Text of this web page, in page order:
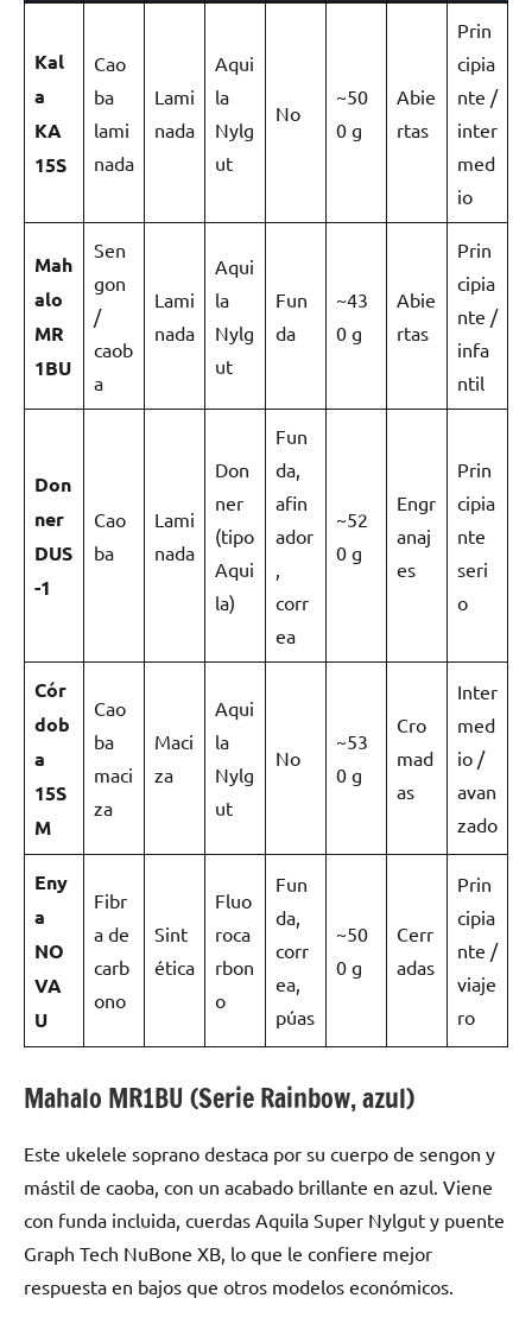
Kal
a
KA
15S
Cao
ba
lami
nada
Lami
nada
Aqui
la
Nylg
ut
No
~50
0 g
Abie
rtas
Prin
cipia
nte /
inter
med
io
Mah
alo
MR
1BU
Sen
gon
/
caob
a
Lami
nada
Aqui
la
Nylg
ut
Fun
da
~43
0 g
Abie
rtas
Prin
cipia
nte /
infa
ntil
Don
ner
DUS
-1
Cao
ba
Lami
nada
Don
ner
(tipo
Aqui
la)
Fun
da,
afin
ador
,
corr
ea
~52
0 g
Engr
anaj
es
Prin
cipia
nte
seri
o
Cór
dob
a
15S
M
Cao
ba
maci
za
Maci
za
Aqui
la
Nylg
ut
No
~53
0 g
Cro
mad
as
Inter
med
io /
avan
zado
Eny
a
NO
VA
U
Fibr
a de
carb
ono
Sint
ética
Fluo
roca
rbon
o
Fun
da,
corr
ea,
púas
~50
0 g
Cerr
adas
Prin
cipia
nte /
viaje
ro
Mahalo MR1BU (Serie Rainbow, azul)
Este ukelele soprano destaca por su cuerpo de sengon y
mástil de caoba, con un acabado brillante en azul. Viene
con funda incluida, cuerdas Aquila Super Nylgut y puente
Graph Tech NuBone XB, lo que le confiere mejor
respuesta en bajos que otros modelos económicos.